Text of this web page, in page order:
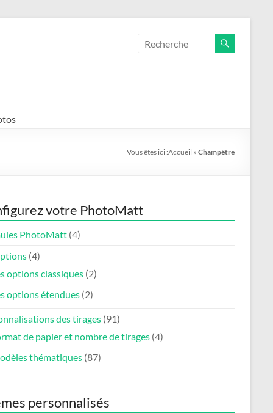
Vous êtes ici :Accueil » Champêtre
votre PhotoMatt
PhotoMatt (4)
(4)
options classiques (2)
options étendues (2)
des tirages (91)
de papier et nombre de tirages (4)
thématiques (87)
personnalisés